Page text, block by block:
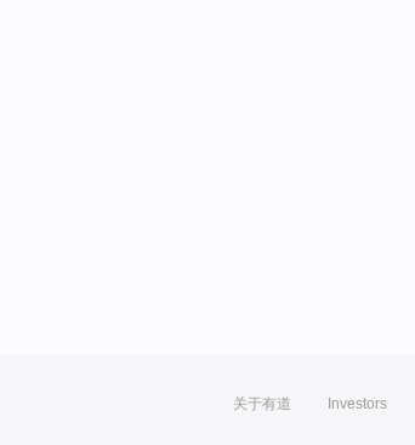
关于有道 Investors